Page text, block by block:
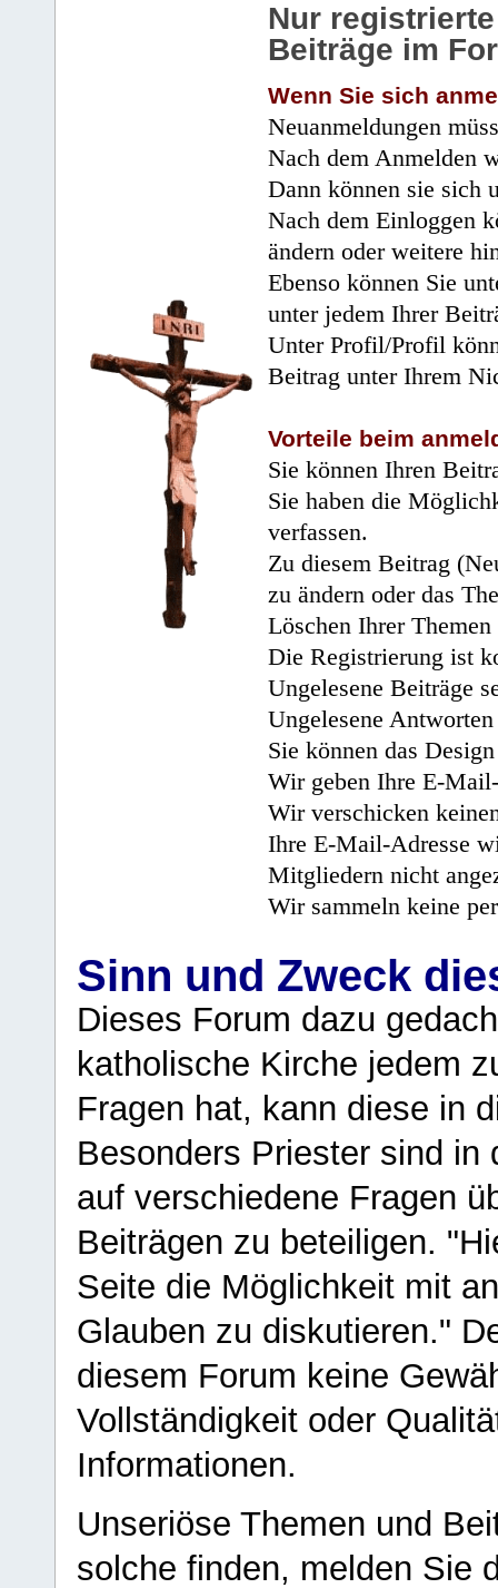
Nur
Beiträge im
Wenn Sie sich
Neuanmeldungen
Nach dem Anmelden
Dann können sie sich
Nach dem Einloggen
ändern oder weitere
Ebenso können Sie
unter jedem Ihrer
Unter Profil/Profil
Beitrag unter Ihrem
Vorteile beim
Sie können Ihren
Sie haben die
verfassen.
Zu diesem Beitrag
zu ändern oder das
Löschen Ihrer
Die Registrierung ist
Ungelesene Beiträge
Ungelesene
Sie können das
Wir geben Ihre E-
Wir verschicken
Ihre E-Mail-Adresse
Mitgliedern nicht
Wir sammeln keine
Sinn und Zweck
Dieses Forum dazu
katholische Kirche jedem
Fragen hat, kann diese in
Besonders Priester sind in
auf verschiedene Fragen
Beiträgen zu beteiligen.
Seite die Möglichkeit mit
Glauben zu diskutieren."
diesem Forum keine
Vollständigkeit oder
Informationen.
Unseriöse Themen und
solche finden, melden Sie